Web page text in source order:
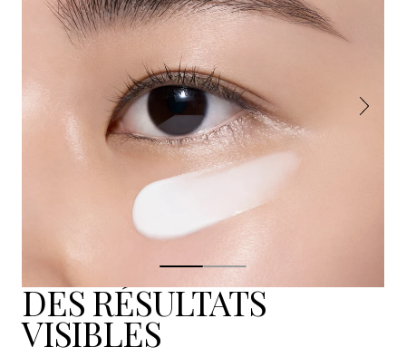
DES RÉSULTATS
VISIBLES